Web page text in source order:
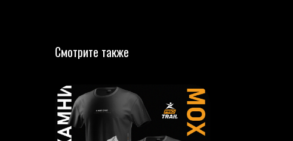
Смотрите также